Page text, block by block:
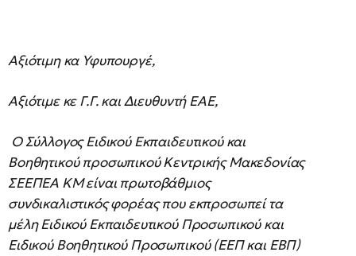
Αξιότιμη κα Υφυπουργέ,
Αξιότιμε κε Γ.Γ. και Διευθυντή ΕΑΕ,
O Σύλλογος Ειδικού Εκπαιδευτικού και
Βοηθητικού προσωπικού Κεντρικής Μακεδονίας
ΣΕΕΠΕΑ ΚΜ είναι πρωτοβάθμιος
συνδικαλιστικός φορέας που εκπροσωπεί τα
μέλη Ειδικού Εκπαιδευτικού Προσωπικού και
Ειδικού Βοηθητικού Προσωπικού (ΕΕΠ και ΕΒΠ)